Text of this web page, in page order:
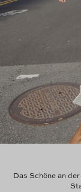
Das Schöne an